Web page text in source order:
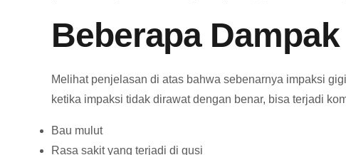
Beberapa
Melihat penjelasan di atas bahwa sebenarnya impaksi
ketika impaksi tidak dirawat dengan benar, bisa terjadi
Bau mulut
Rasa sakit yang terjadi di gusi